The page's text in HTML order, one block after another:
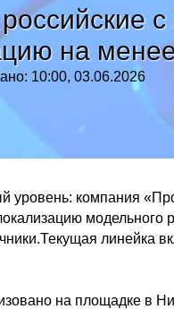
на
10:00, 03.06.2026
уровень: компания
модельного
линейка
на площадке в